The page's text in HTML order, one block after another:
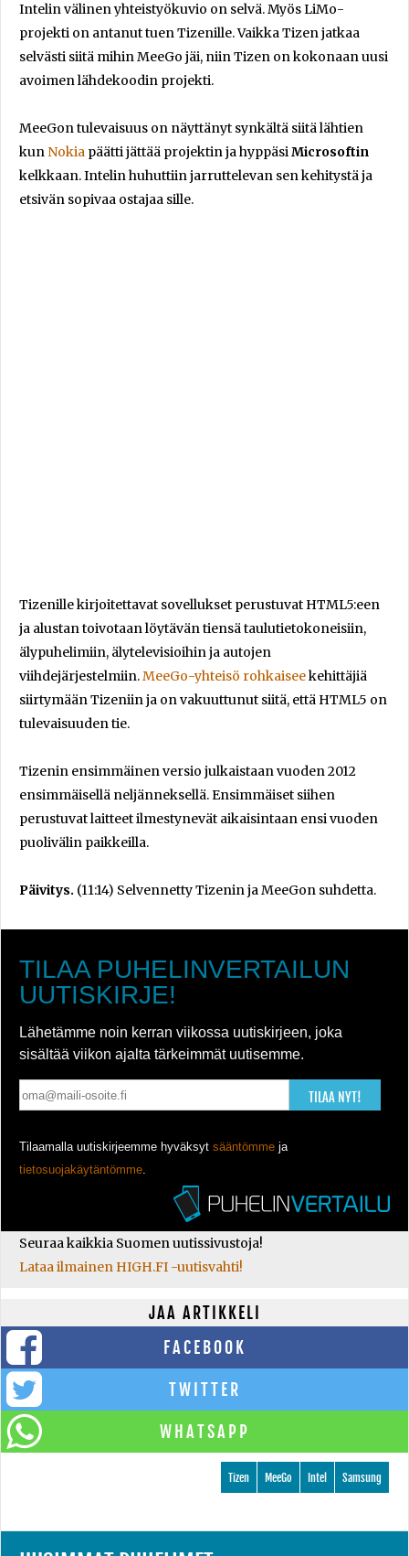
Intelin välinen yhteistyökuvio on selvä. Myös LiMo-
projekti on antanut tuen Tizenille. Vaikka Tizen jatkaa
selvästi siitä mihin MeeGo jäi, niin Tizen on kokonaan uusi
avoimen lähdekoodin projekti.
MeeGon tulevaisuus on näyttänyt synkältä siitä lähtien
kun Nokia päätti jättää projektin ja hyppäsiMicrosoftin
kelkkaan. Intelin huhuttiin jarruttelevan sen kehitystä ja
etsivän sopivaa ostajaa sille.
Tizenille kirjoitettavat sovellukset perustuvat HTML5:een
ja alustan toivotaan löytävän tiensä taulutietokoneisiin,
älypuhelimiin, älytelevisioihin ja autojen
viihdejärjestelmiin.MeeGo-yhteisö rohkaiseekehittäjiä
siirtymään Tizeniin ja on vakuuttunut siitä, että HTML5 on
tulevaisuuden tie.
Tizenin ensimmäinen versio julkaistaan vuoden 2012
ensimmäisellä neljänneksellä. Ensimmäiset siihen
perustuvat laitteet ilmestynevät aikaisintaan ensi vuoden
puolivälin paikkeilla.
Päivitys. (11:14) Selvennetty Tizenin ja MeeGon suhdetta.
TILAA PUHELINVERTAILUN
UUTISKIRJE!
Lähetämme noin kerran viikossa uutiskirjeen, joka
sisältää viikon ajalta tärkeimmät uutisemme.
TILAA NYT!
Tilaamalla uutiskirjeemme hyväksyt sääntömme ja
tietosuojakäytäntömme.
Seuraa kaikkia Suomen uutissivustoja!
Lataa ilmainen HIGH.FI -uutisvahti!
JAA ARTIKKELI
FACEBOOK
TWITTER
WHATSAPP
Samsung
Intel
MeeGo
Tizen